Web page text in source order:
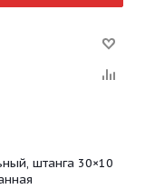
штанга 30×10